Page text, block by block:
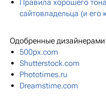
Правила хорошего
сайтовладельца (и его
Одобренные дизайнерами
500px.com
Shutterstock.com
Phototimes.ru
Dreamstime.com